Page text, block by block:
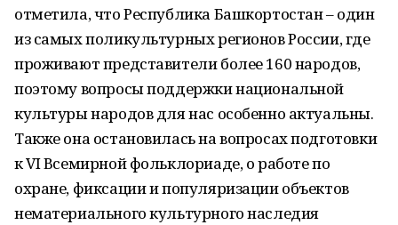
отметила, что Республика Башкортостан – один
из самых поликультурных регионов России, где
проживают представители более 160 народов,
поэтому вопросы поддержки национальной
культуры народов для нас особенно актуальны.
Также она остановилась на вопросах подготовки
к VI Всемирной фольклориаде, о работе по
охране, фиксации и популяризации объектов
нематериального культурного наследия